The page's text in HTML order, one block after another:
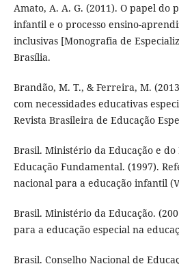
Amato, A. A. G. (2011). O papel do
infantil e o processo ensino-
inclusivas [Monografia de
Brasília.
Brandão, M. T., & Ferreira, M.
com necessidades educativas
Revista Brasileira de Educação
Brasil. Ministério da Educação e
Educação Fundamental. (1997).
nacional para a educação infantil
Brasil. Ministério da Educação.
para a educação especial na
Brasil. Conselho Nacional de